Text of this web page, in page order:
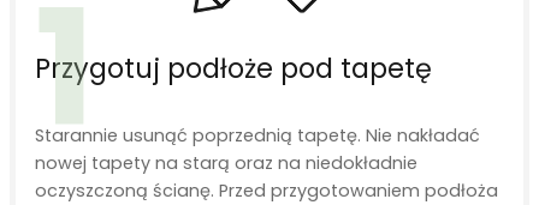
1
Przygotuj podłoże pod tapetę
Starannie usunąć poprzednią tapetę. Nie nakładać
nowej tapety na starą oraz na niedokładnie
oczyszczoną ścianę. Przed przygotowaniem podłoża